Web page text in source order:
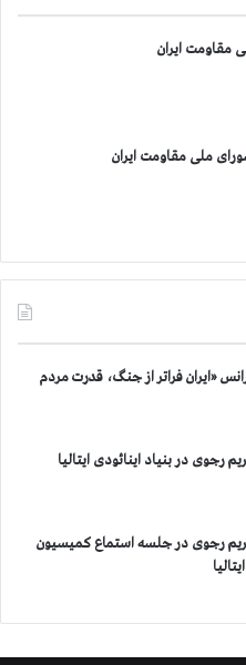
مقاومت ایران
ملی مقاومت ایران
«ایران فراتر از جنگ، قدرت مردم
رجوی در بنیاد اینائودی ایتالیا
رجوی در جلسه استماع کمیسیون